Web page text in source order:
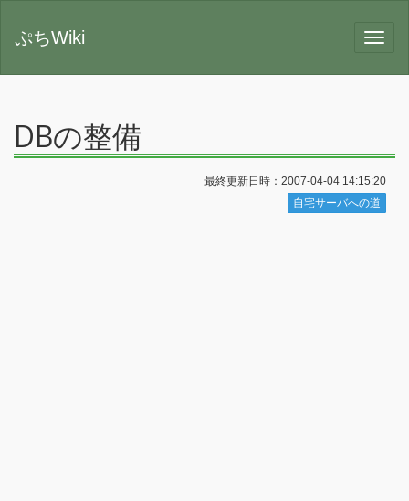
ぷちWiki
DBの整備
最終更新日時：2007-04-04 14:15:20
自宅サーバへの道